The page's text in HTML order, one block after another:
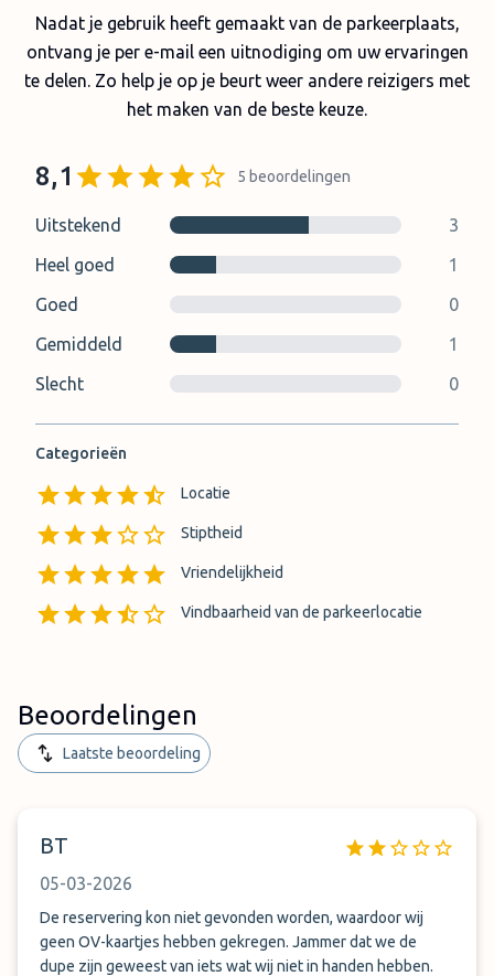
Nadat je gebruik heeft gemaakt van de parkeerplaats,
ontvang je per e-mail een uitnodiging om uw ervaringen
te delen. Zo help je op je beurt weer andere reizigers met
het maken van de beste keuze.
8,1 5 beoordelingen
Uitstekend
3
Heel goed
1
Goed
0
Gemiddeld
1
Slecht
0
Categorieën
Locatie
Stiptheid
Vriendelijkheid
Vindbaarheid van de parkeerlocatie
Beoordelingen
Laatste beoordeling
BT
05-03-2026
De reservering kon niet gevonden worden, waardoor wij
geen OV-kaartjes hebben gekregen. Jammer dat we de
dupe zijn geweest van iets wat wij niet in handen hebben.